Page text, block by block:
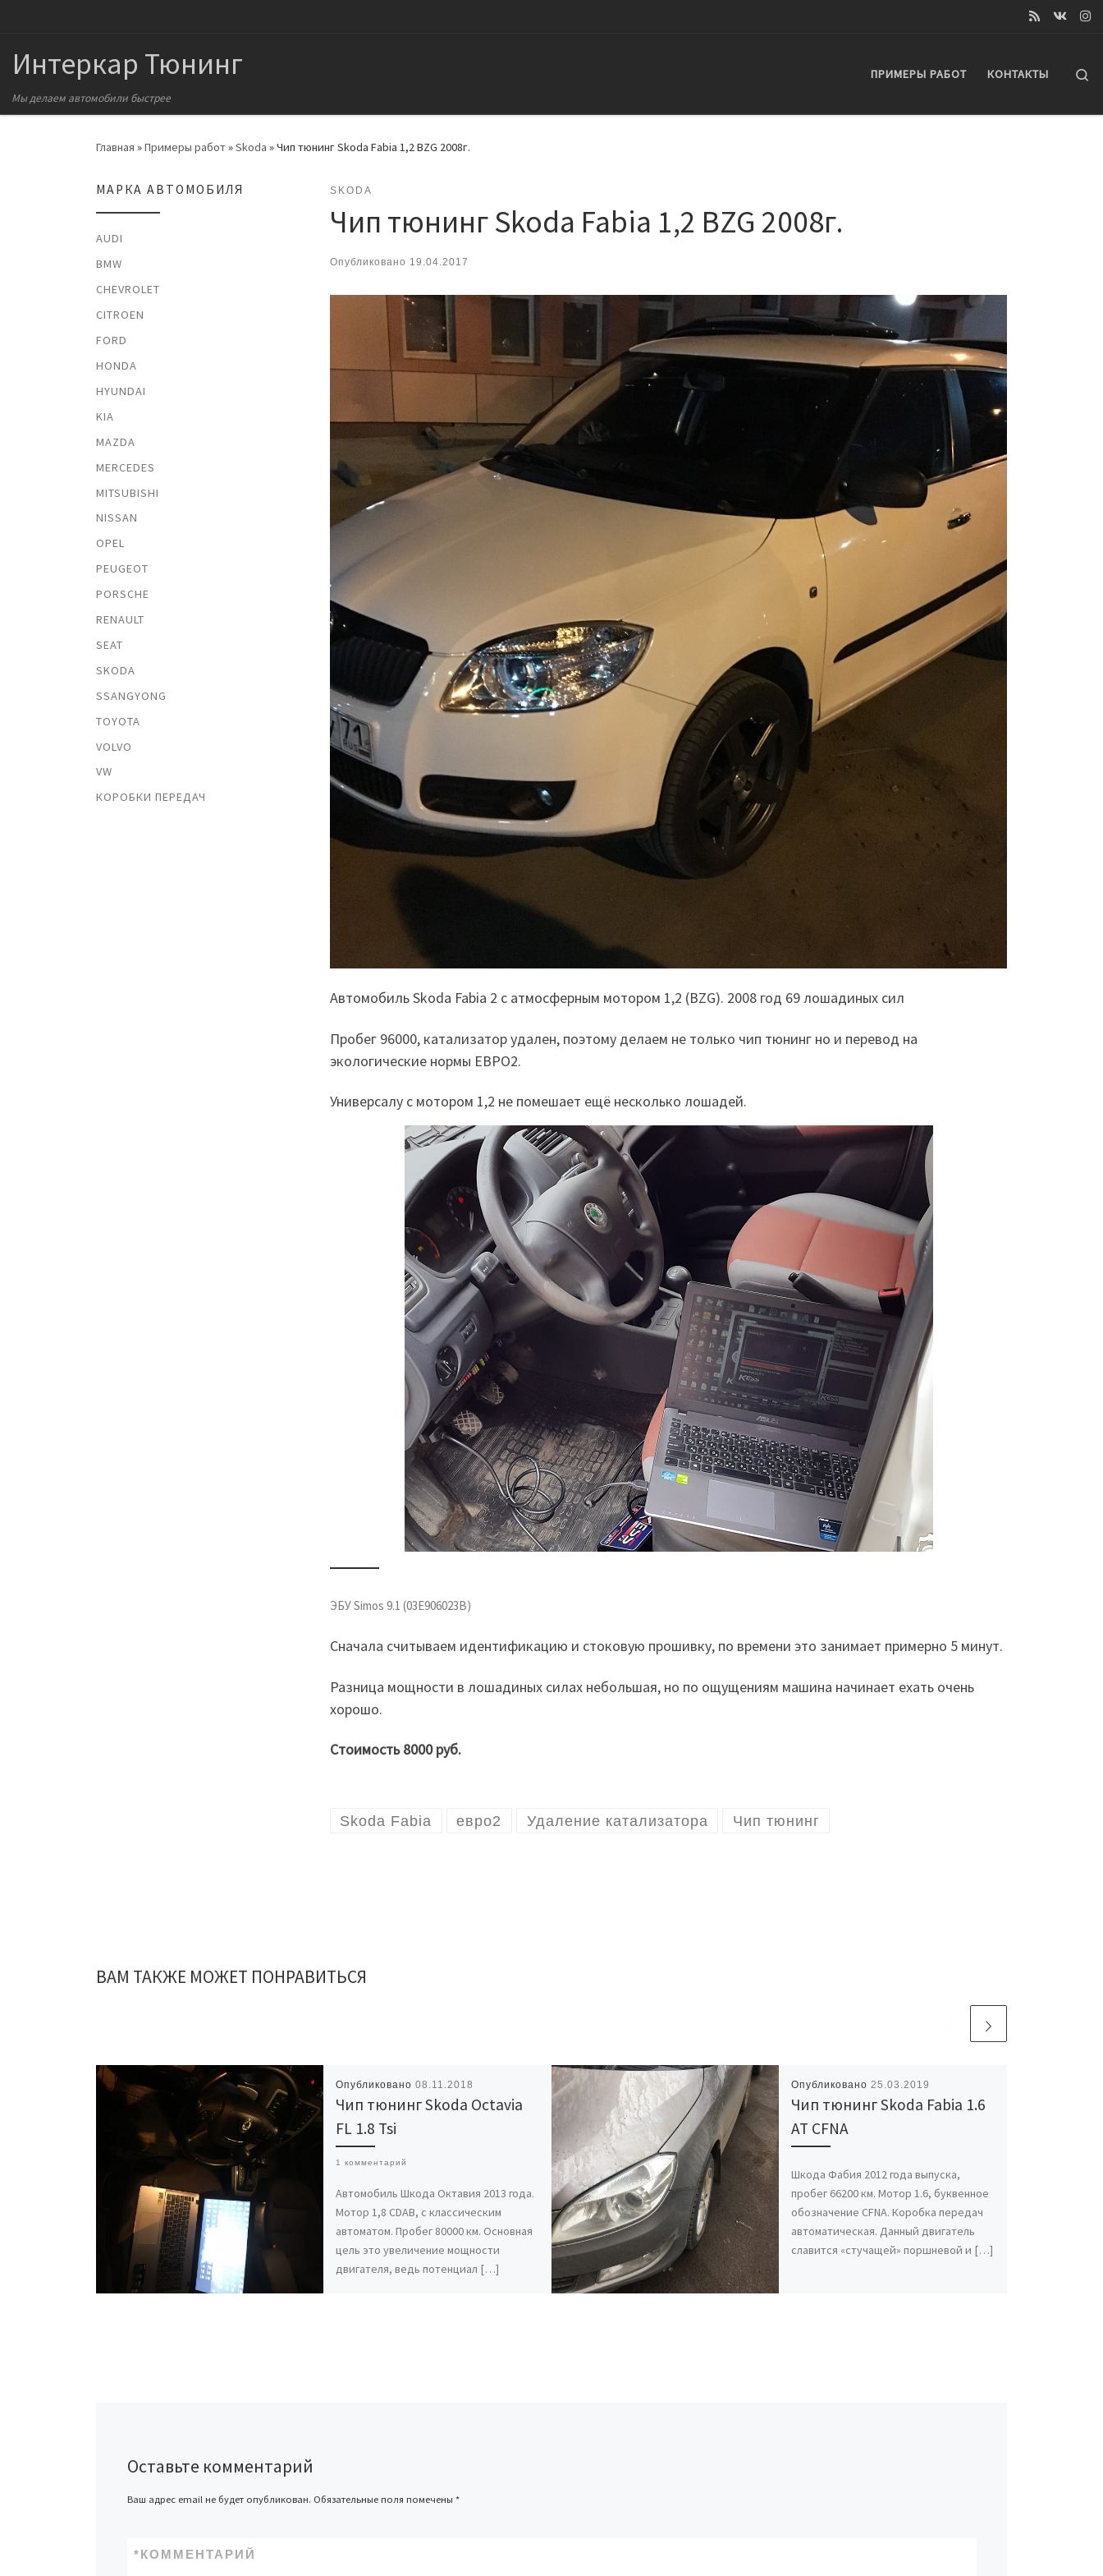
Интеркар Тюнинг
Мы делаем автомобили быстрее
ПРИМЕРЫ РАБОТ КОНТАКТЫ
Главная »Примеры работ»Skoda »Чип тюнинг Skoda Fabia 1,2 BZG 2008г.
SKODA
Чип тюнинг Skoda Fabia 1,2 BZG 2008г.
Опубликовано 19.04.2017
Автомобиль Skoda Fabia 2 с атмосферным мотором 1,2 (BZG). 2008 год 69 лошадиных сил
Пробег 96000, катализатор удален, поэтому делаем не только чип тюнинг но и перевод на
экологические нормы ЕВРО2.
Универсалу с мотором 1,2 не помешает ещё несколько лошадей.
ЭБУ Simos 9.1 (03E906023B)
Сначала считываем идентификацию и стоковую прошивку, по времени это занимает примерно 5 минут.
Разница мощности в лошадиных силах небольшая, но по ощущениям машина начинает ехать очень
хорошо.
Стоимость 8000 руб.
Skoda Fabia евро2 Удаление катализатора Чип тюнинг
ВАМ ТАКЖЕ МОЖЕТ ПОНРАВИТЬСЯ
Опубликовано 08.11.2018
Чип тюнинг Skoda Octavia
FL 1.8 Tsi
1 комментарий
Автомобиль Шкода Октавия 2013 года.
Мотор 1,8 CDAB, с классическим
автоматом. Пробег 80000 км. Основная
цель это увеличение мощности
двигателя, ведь потенциал […]
Опубликовано 25.03.2019
Чип тюнинг Skoda Fabia 1.6
AT CFNA
Шкода Фабия 2012 года выпуска,
пробег 66200 км. Мотор 1.6, буквенное
обозначение CFNA. Коробка передач
автоматическая. Данный двигатель
славится «стучащей» поршневой и […]
Оставьте комментарий
Ваш адрес email не будет опубликован. Обязательные поля помечены *
КОММЕНТАРИЙ
*
МАРКА АВТОМОБИЛЯ
AUDI
BMW
CHEVROLET
CITROEN
FORD
HONDA
HYUNDAI
KIA
MAZDA
MERCEDES
MITSUBISHI
NISSAN
OPEL
PEUGEOT
PORSCHE
RENAULT
SEAT
SKODA
SSANGYONG
TOYOTA
VOLVO
VW
КОРОБКИ ПЕРЕДАЧ